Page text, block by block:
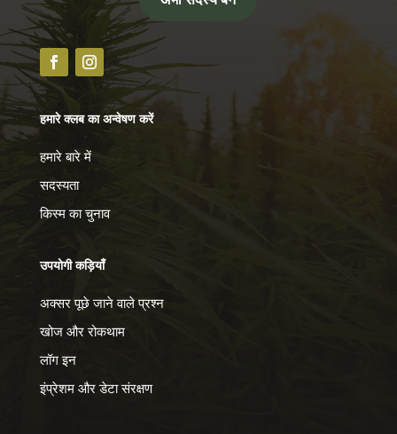
हमारे क्लब का अन्वेषण करें
हमारे बारे में
सदस्यता
किस्म का चुनाव
उपयोगी कड़ियाँ
अक्सर पूछे जाने वाले प्रश्न
खोज और रोकथाम
लॉग इन
इंप्रेशम और डेटा संरक्षण